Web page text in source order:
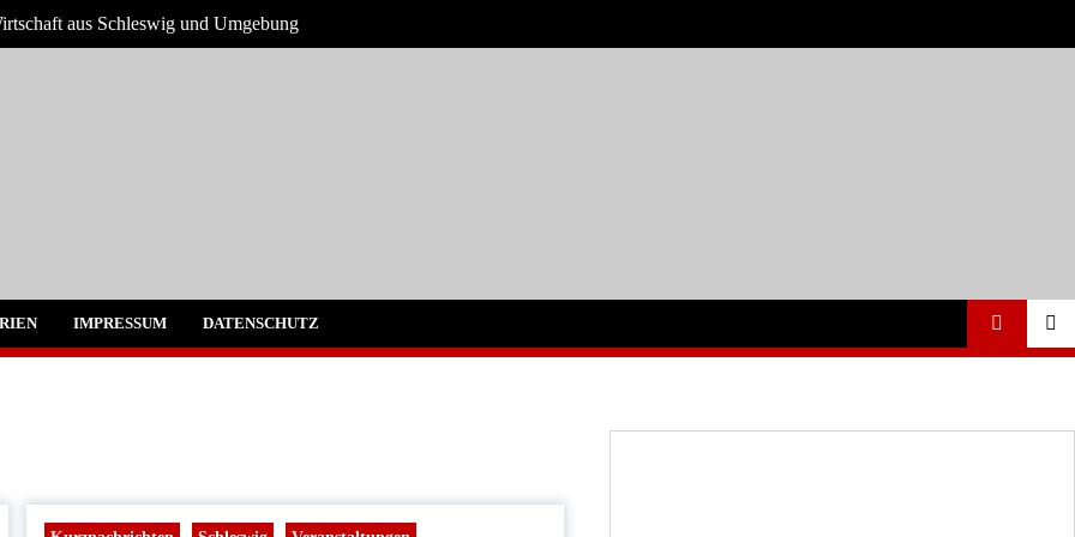
aus Schleswig und Umgebung
Umgebung
IMPRESSUM DATENSCHUTZ